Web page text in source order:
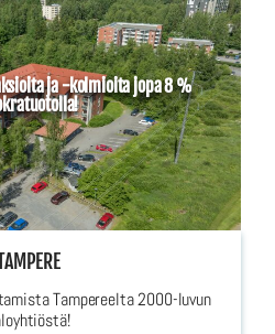
ja -kolmioita jopa 8 %
Tampereelta 2000-luvun